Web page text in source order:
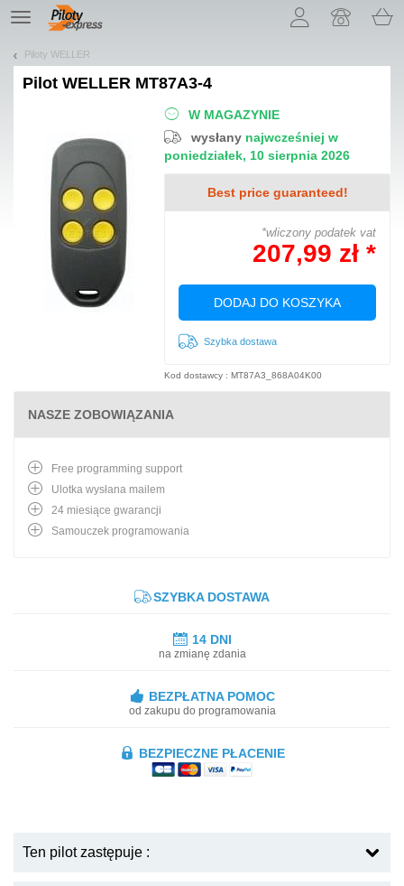
TE
navigation
Piloty WELLER
Pilot WELLER MT87A3-4
W MAGAZYNIE
wysłany najwcześniej w
poniedziałek, 10 sierpnia 2026
Best price guaranteed!
*wliczony podatek vat
207,99 zł *
DODAJ DO KOSZYKA
Szybka dostawa
Kod dostawcy : MT87A3_868A04K00
NASZE ZOBOWIĄZANIA
Free programming support
Ulotka wysłana mailem
24 miesiące gwarancji
Samouczek programowania
SZYBKA DOSTAWA
14 DNI
na zmianę zdania
BEZPŁATNA POMOC
od zakupu do programowania
BEZPIECZNE PŁACENIE
Ten pilot zastępuje :
Pozwól, że przedstawimy nasze ciasteczka!